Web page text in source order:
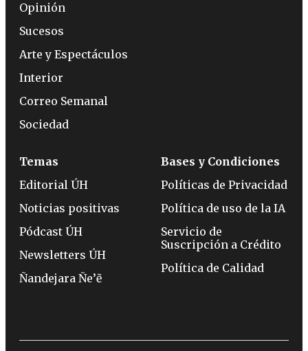
Opinión
Sucesos
Arte y Espectáculos
Interior
Correo Semanal
Sociedad
Temas
Editorial ÚH
Noticias positivas
Pódcast ÚH
Newsletters ÚH
Ñandejara Ñe’ẽ
Bases y Condiciones
Políticas de Privacidad
Política de uso de la IA
Servicio de
Suscripción a Crédito
Política de Calidad